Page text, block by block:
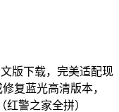
版下载，完美适配现
复蓝光高清版本，
红警之家全拼）